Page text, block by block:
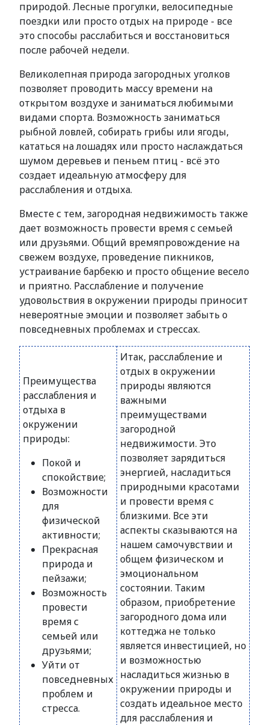
природой. Лесные прогулки, велосипедные
поездки или просто отдых на природе - все
это способы расслабиться и восстановиться
после рабочей недели.
Великолепная природа загородных уголков
позволяет проводить массу времени на
открытом воздухе и заниматься любимыми
видами спорта. Возможность заниматься
рыбной ловлей, собирать грибы или ягоды,
кататься на лошадях или просто наслаждаться
шумом деревьев и пеньем птиц - всё это
создает идеальную атмосферу для
расслабления и отдыха.
Вместе с тем, загородная недвижимость также
дает возможность провести время с семьей
или друзьями. Общий времяпровождение на
свежем воздухе, проведение пикников,
устраивание барбекю и просто общение весело
и приятно. Расслабление и получение
удовольствия в окружении природы приносит
невероятные эмоции и позволяет забыть о
повседневных проблемах и стрессах.
Преимущества
расслабления и
отдыха в
окружении
природы:
Покой и
спокойствие;
Возможности
для
физической
активности;
Прекрасная
природа и
пейзажи;
Возможность
провести
время с
семьей или
друзьями;
Уйти от
повседневных
проблем и
стресса.
Итак, расслабление и
отдых в окружении
природы являются
важными
преимуществами
загородной
недвижимости. Это
позволяет зарядиться
энергией, насладиться
природными красотами
и провести время с
близкими. Все эти
аспекты сказываются на
нашем самочувствии и
общем физическом и
эмоциональном
состоянии. Таким
образом, приобретение
загородного дома или
коттеджа не только
является инвестицией, но
и возможностью
насладиться жизнью в
окружении природы и
создать идеальное место
для расслабления и